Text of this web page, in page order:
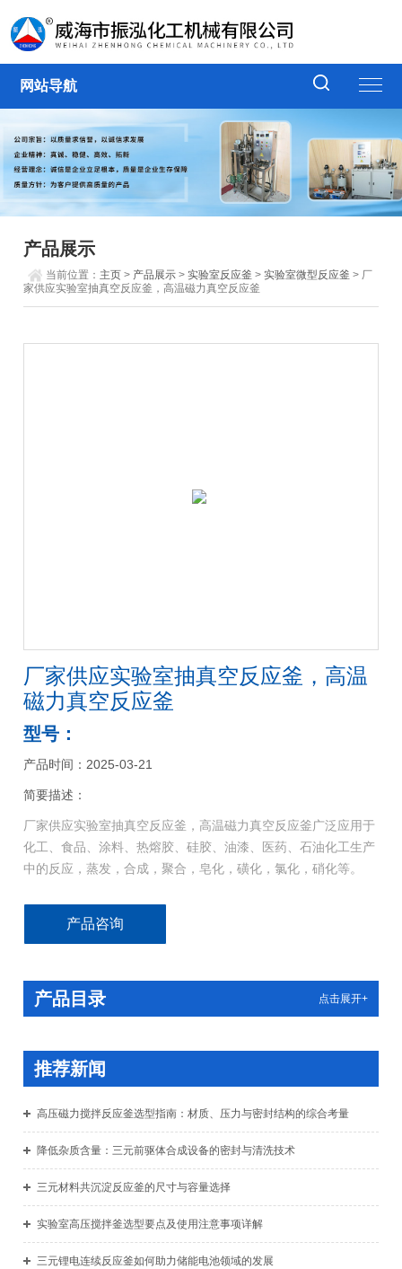
网站导航
产品展示
当前位置： 主页 > 产品展示 >实验室反应釜 >实验室微型反应釜 > 厂
家供应实验室抽真空反应釜，高温磁力真空反应釜
厂家供应实验室抽真空反应釜，高温
磁力真空反应釜
型号：
产品时间：2025-03-21
简要描述：
厂家供应实验室抽真空反应釜，高温磁力真空反应釜广泛应用于
化工、食品、涂料、热熔胶、硅胶、油漆、医药、石油化工生产
中的反应，蒸发，合成，聚合，皂化，磺化，氯化，硝化等。
产品咨询
产品目录 点击展开+
推荐新闻
高压磁力搅拌反应釜选型指南：材质、压力与密封结构的综合考量
降低杂质含量：三元前驱体合成设备的密封与清洗技术
三元材料共沉淀反应釜的尺寸与容量选择
实验室高压搅拌釜选型要点及使用注意事项详解
三元锂电连续反应釜如何助力储能电池领域的发展